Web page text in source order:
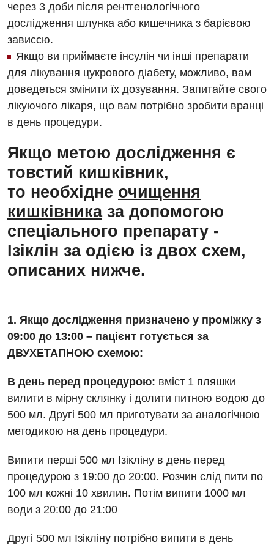
Вакансії
Заходи БПР
Інтернатура
Програма лояльності
Відгуки
Діагностика
Ангіографічні дослідження
Ендоскопічне відділення
Інструментальна діагностика
Магнітно-резонансна томографія
Мамографія
Рентгенографія
УЗД
Відділення невідкладних станів
Відділення інтенсивної терапії
Гінекологічне відділення
Денний стаціонар
Діагностичне відділення
Ендоскопічне відділення
Онкологічне відділлення
Декларування
Лікування гострого інфаркту
Національний скринінг здоров’я 40+
Українська
через 3 доби після рентгенологічного
дослідження шлунка або кишечника з барієвою
зависсю.
Якщо ви приймаєте інсулін чи інші препарати
для лікування цукрового діабету, можливо, вам
доведеться змінити їх дозування. Запитайте свого
лікуючого лікаря, що вам потрібно зробити вранці
в день процедури.
Якщо метою дослідження є
товстий кишківник,
то необхідне очищення
кишківниказа допомогою
спеціального препарату -
Ізіклін за одією із двох схем,
описаних нижче.
1. Якщо дослідження призначено у проміжку з
09:00 до 13:00 – пацієнт готується за
ДВУХЕТАПНОЮ схемою:
В день перед процедурою: вміст 1 пляшки
вилити в мірну склянку і долити питною водою до
500 мл. Другі 500 мл приготувати за аналогічною
методикою на день процедури.
Випити перші 500 мл Ізікліну в день перед
процедурою з 19:00 до 20:00. Розчин слід пити по
100 мл кожні 10 хвилин. Потім випити 1000 мл
води з 20:00 до 21:00
Другі 500 мл Ізікліну потрібно випити в день